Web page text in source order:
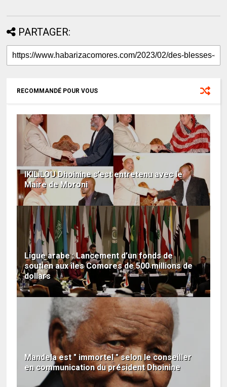
PARTAGER:
RECOMMANDÉ POUR VOUS
IKILILOU Dhoinine s’est entretenu avec le
Maire de Moroni
Ligue arabe : Lancement d’un fonds de
soutien aux îles Comores de 500 millions de
dollars
Mandela est " immortel " selon le conseiller
en communication du président Dhoinine